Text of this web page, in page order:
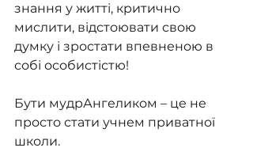
знання у житті, критично
мислити, відстоювати свою
думку і зростати впевненою в
собі особистістю!
Бути мудрАнгеликом – це не
просто стати учнем приватної
школи.